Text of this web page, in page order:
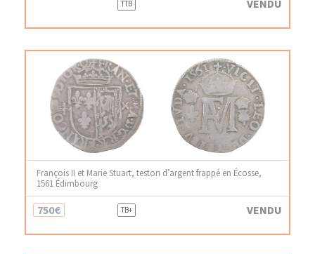
TTB VENDU
François II et Marie Stuart, teston d’argent frappé en Écosse,
1561 Édimbourg
750€ TB+ VENDU